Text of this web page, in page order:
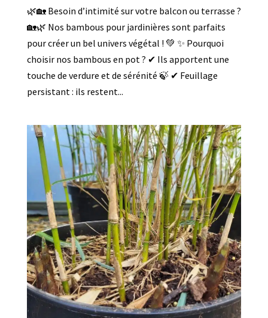
🌿🏡 Besoin d’intimité sur votre balcon ou terrasse ?
🏡🌿 Nos bambous pour jardinières sont parfaits
pour créer un bel univers végétal ! 💚 ✨ Pourquoi
choisir nos bambous en pot ? ✔ Ils apportent une
touche de verdure et de sérénité 🍃 ✔ Feuillage
persistant : ils restent...